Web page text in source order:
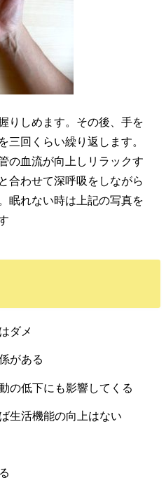
りしめます。その後、手を
三回くらい繰り返します。
の血流が向上しリラックす
合わせて深呼吸をしながら
眠れない時は上記の写真を
ダメ
がある
の低下にも影響してくる
生活機能の向上はない